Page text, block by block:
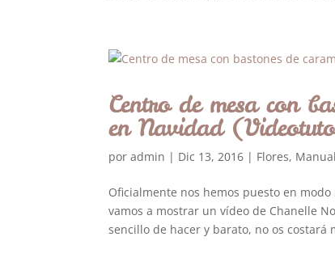
Centro de mesa con
en Navidad
poradmin | Dic 13, 2016 | Flores,
Oficialmente nos hemos puesto en
vamos a mostrar un vídeo de Chanelle
sencillo de hacer y barato, no os costará